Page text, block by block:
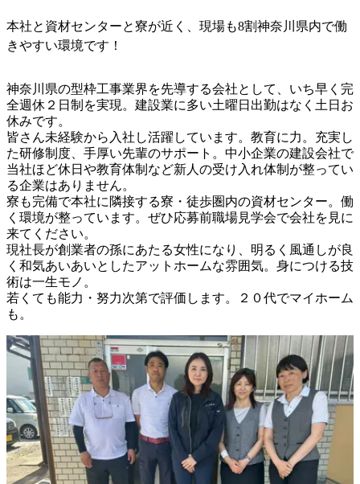
本社と資材センターと寮が近く、現場も8割神奈川県内で働
きやすい環境です！
神奈川県の型枠工事業界を先導する会社として、いち早く完
全週休２日制を実現。建設業に多い土曜日出勤はなく土日お
休みです。
皆さん未経験から入社し活躍しています。教育に力。充実し
た研修制度、手厚い先輩のサポート。中小企業の建設会社で
当社ほど休日や教育体制など新人の受け入れ体制が整ってい
る企業はありません。
寮も完備で本社に隣接する寮・徒歩圏内の資材センター。働
く環境が整っています。ぜひ応募前職場見学会で会社を見に
来てください。
現社長が創業者の孫にあたる女性になり、明るく風通しが良
く和気あいあいとしたアットホームな雰囲気。身につける技
術は一生モノ。
若くても能力・努力次第で評価します。２０代でマイホーム